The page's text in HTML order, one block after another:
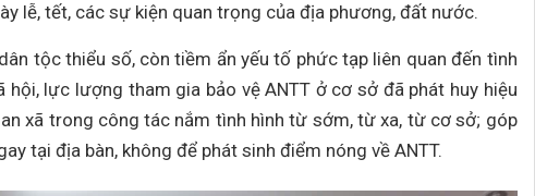
lễ, tết, các sự kiện quan trọng của địa phương, đất nước.
tộc thiểu số, còn tiềm ẩn yếu tố phức tạp liên quan đến tình
lực lượng tham gia bảo vệ ANTT ở cơ sở đã phát huy hiệu
xã trong công tác nắm tình hình từ sớm, từ xa, từ cơ sở; góp
tại địa bàn, không để phát sinh điểm nóng về ANTT.